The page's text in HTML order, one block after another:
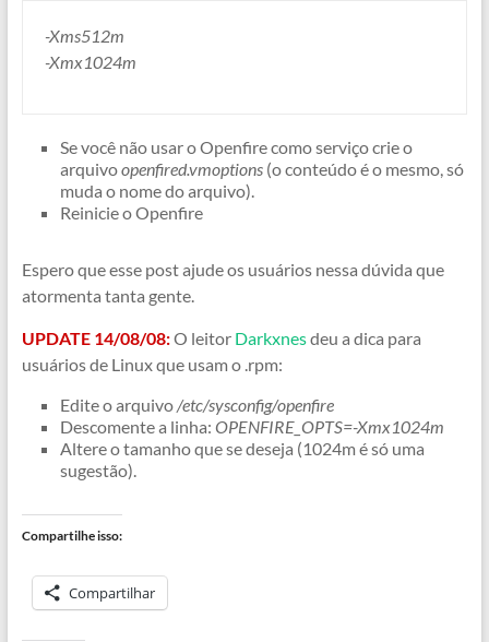
-Xms512m
-Xmx1024m
Se você não usar o Openfire como serviço crie o
arquivoopenfired.vmoptions(o conteúdo é o mesmo, só
muda o nome do arquivo).
Reinicie o Openfire
Espero que esse post ajude os usuários nessa dúvida que
atormenta tanta gente.
UPDATE 14/08/08:O leitor Darkxnesdeu a dica para
usuários de Linux que usam o .rpm:
Edite o arquivo/etc/sysconfig/openfire
Descomente a linha: OPENFIRE_OPTS=-Xmx1024m
Altere o tamanho que se deseja (1024m é só uma
sugestão).
Compartilhe isso:
Compartilhar